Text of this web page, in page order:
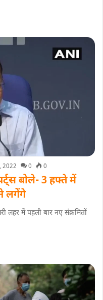
2022 0 0
बोले- 3 हफ्ते में
लगेंगे
लहर में पहली बार नए संक्रमितों